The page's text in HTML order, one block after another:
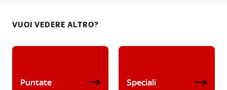
VUOI VEDERE ALTRO?
Puntate Speciali